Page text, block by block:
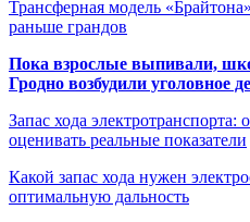
Трансферная модель
раньше грандов
Пока взрослые выпивали,
Гродно возбудили уголовное
Запас хода электротранспорта:
оценивать реальные показатели
Какой запас хода нужен
оптимальную дальность